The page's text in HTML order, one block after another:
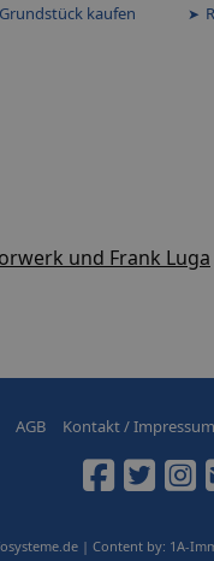
Grundstück kaufen
und Frank Luga
AGB Kontakt / Impressum
| Content by: 1A-